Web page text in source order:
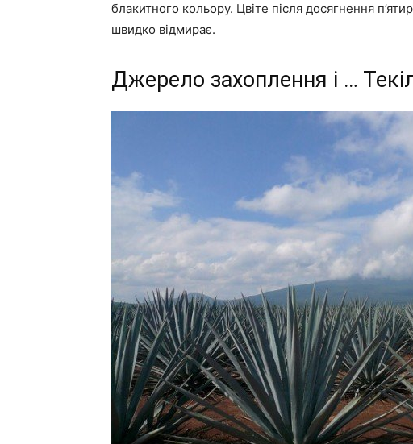
блакитного кольору. Цвіте після досягнення
швидко відмирає.
Джерело захоплення і …